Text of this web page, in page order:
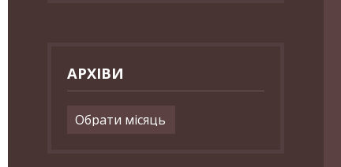
АРХІВИ
Архіви